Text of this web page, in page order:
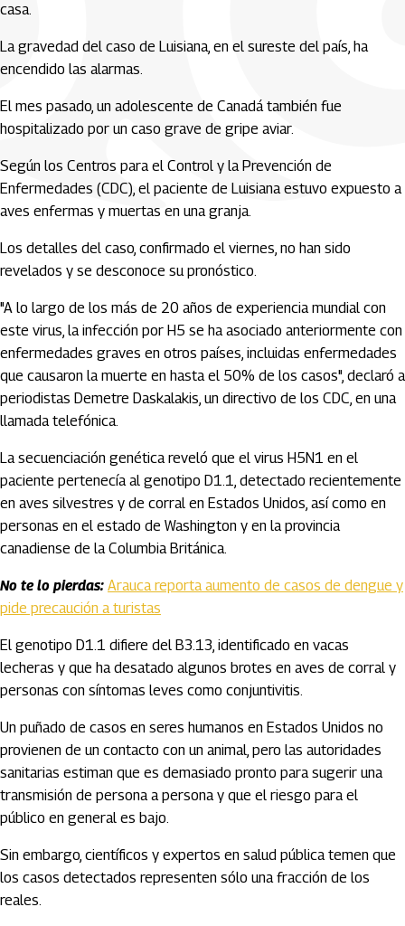
casa.
La gravedad del caso de Luisiana, en el sureste del país, ha
encendido las alarmas.
El mes pasado, un adolescente de Canadá también fue
hospitalizado por un caso grave de gripe aviar.
Según los Centros para el Control y la Prevención de
Enfermedades (CDC), el paciente de Luisiana estuvo expuesto a
aves enfermas y muertas en una granja.
Los detalles del caso, confirmado el viernes, no han sido
revelados y se desconoce su pronóstico.
"A lo largo de los más de 20 años de experiencia mundial con
este virus, la infección por H5 se ha asociado anteriormente con
enfermedades graves en otros países, incluidas enfermedades
que causaron la muerte en hasta el 50% de los casos", declaró a
periodistas Demetre Daskalakis, un directivo de los CDC, en una
llamada telefónica.
La secuenciación genética reveló que el virus H5N1 en el
paciente pertenecía al genotipo D1.1, detectado recientemente
en aves silvestres y de corral en Estados Unidos, así como en
personas en el estado de Washington y en la provincia
canadiense de la Columbia Británica.
No te lo pierdas: Arauca reporta aumento de casos de dengue y
pide precaución a turistas
El genotipo D1.1 difiere del B3.13, identificado en vacas
lecheras y que ha desatado algunos brotes en aves de corral y
personas con síntomas leves como conjuntivitis.
Un puñado de casos en seres humanos en Estados Unidos no
provienen de un contacto con un animal, pero las autoridades
sanitarias estiman que es demasiado pronto para sugerir una
transmisión de persona a persona y que el riesgo para el
público en general es bajo.
Sin embargo, científicos y expertos en salud pública temen que
los casos detectados representen sólo una fracción de los
reales.